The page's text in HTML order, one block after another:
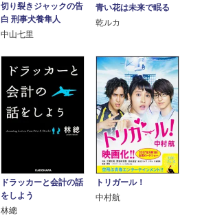
切り裂きジャックの告
白 刑事犬養隼人
中山七里
青い花は未来で眠る
乾ルカ
ドラッカーと会計の話
をしよう
林總
トリガール！
中村航